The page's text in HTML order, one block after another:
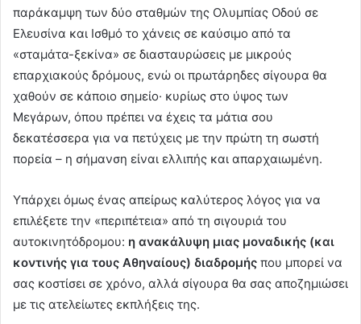
παράκαμψη των δύο σταθμών της Ολυμπίας Οδού σε
Ελευσίνα και Ισθμό το χάνεις σε καύσιμο από τα
«σταμάτα-ξεκίνα» σε διασταυρώσεις με μικρούς
επαρχιακούς δρόμους, ενώ οι πρωτάρηδες σίγουρα θα
χαθούν σε κάποιο σημείο· κυρίως στο ύψος των
Μεγάρων, όπου πρέπει να έχεις τα μάτια σου
δεκατέσσερα για να πετύχεις με την πρώτη τη σωστή
πορεία – η σήμανση είναι ελλιπής και απαρχαιωμένη.
Υπάρχει όμως ένας απείρως καλύτερος λόγος για να
επιλέξετε την «περιπέτεια» από τη σιγουριά του
αυτοκινητόδρομου: η ανακάλυψη μιας μοναδικής (και
κοντινής για τους Αθηναίους) διαδρομής που μπορεί να
σας κοστίσει σε χρόνο, αλλά σίγουρα θα σας αποζημιώσει
με τις ατελείωτες εκπλήξεις της.